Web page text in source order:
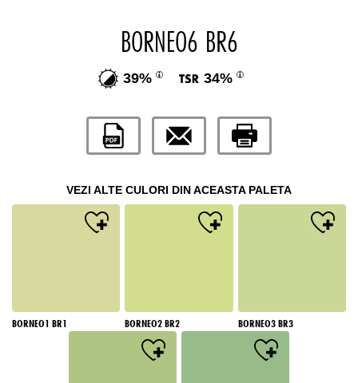
BORNEO6 BR6
39% 34%
VEZI ALTE CULORI DIN ACEASTA PALETA
BORNEO1 BR1 BORNEO2 BR2 BORNEO3 BR3